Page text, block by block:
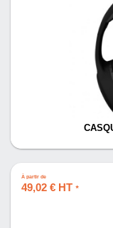
À partir de
49,02 € HT *